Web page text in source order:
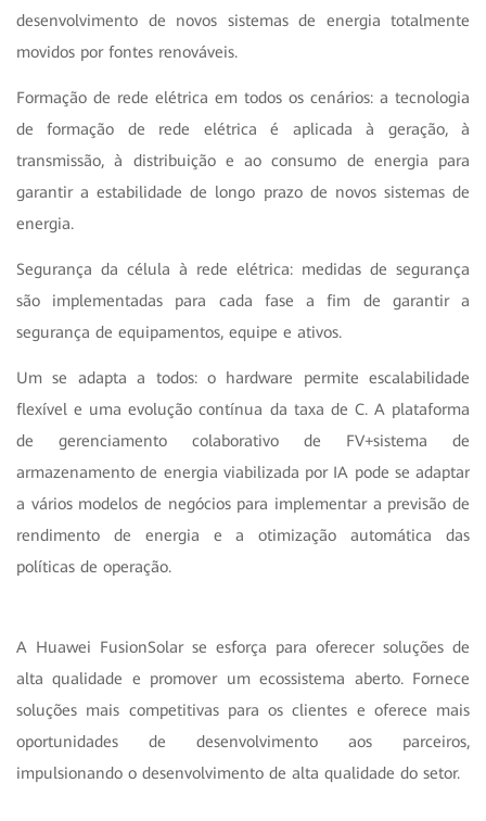
desenvolvimento de novos sistemas de energia totalmente
movidos por fontes renováveis.
Formação de rede elétrica em todos os cenários: a tecnologia
de formação de rede elétrica é aplicada à geração, à
transmissão, à distribuição e ao consumo de energia para
garantir a estabilidade de longo prazo de novos sistemas de
energia.
Segurança da célula à rede elétrica: medidas de segurança
são implementadas para cada fase a fim de garantir a
segurança de equipamentos, equipe e ativos.
Um se adapta a todos: o hardware permite escalabilidade
flexível e uma evolução contínua da taxa de C. A plataforma
de gerenciamento colaborativo de FV+sistema de
armazenamento de energia viabilizada por IA pode se adaptar
a vários modelos de negócios para implementar a previsão de
rendimento de energia e a otimização automática das
políticas de operação.
A Huawei FusionSolar se esforça para oferecer soluções de
alta qualidade e promover um ecossistema aberto. Fornece
soluções mais competitivas para os clientes e oferece mais
oportunidades de desenvolvimento aos parceiros,
impulsionando o desenvolvimento de alta qualidade do setor.